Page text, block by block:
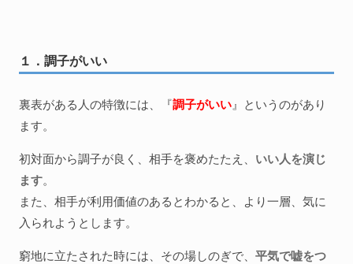
１．調子がいい
裏表がある人の特徴には、『調子がいい 』というのがあり
ます。
初対面から調子が良く、相手を褒めたたえ、 いい人を演じ
ます。
また、相手が利用価値のあるとわかると、より一層、気に
入られようとします。
窮地に立たされた時には、その場しのぎで、 平気で嘘をつ